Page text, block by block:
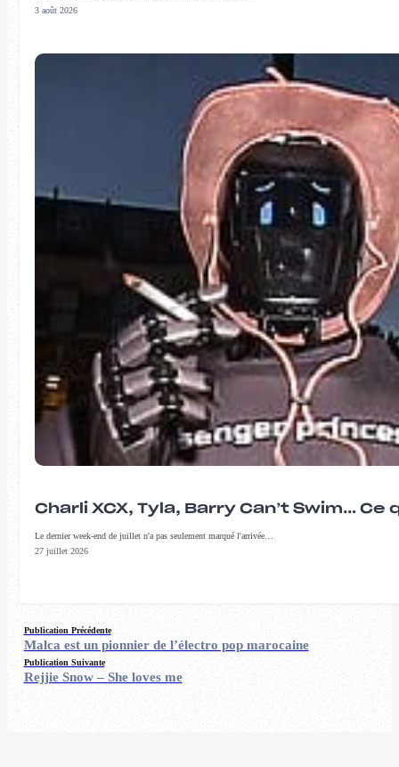
3 août 2026
Charli XCX, Tyla, Barry Can’t Swim…
Le dernier week-end de juillet n'a pas seulement marqué l'arrivée…
27 juillet 2026
Publication Précédente
Malca est un pionnier de l’électro pop marocaine
Publication Suivante
Rejjie Snow – She loves me